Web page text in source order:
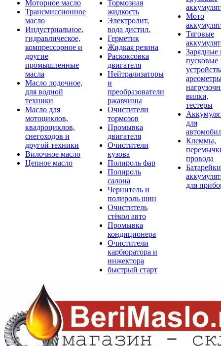
Моторное масло
Трансмиссионное
масло
Индустриальное,
гидравлическое,
компрессорное и
другие
промышленные
масла
Масло лодочное,
для водной
техники
Масло для
мотоциклов,
квадроциклов,
снегоходов и
другой техники
Вилочное масло
Цепное масло
Тормозная
жидкость
Электролит,
вода дистил.
Герметик
Жидкая резина
Раскоксовка
двигателя
Нейтрализаторы
и
преобразователи
ржавчины
Очистители
тормозов
Промывка
двигателя
Очистители
кузова
Полироль фар
Полироль
салона
Чернитель и
полироль шин
Очиститель
стёкол авто
Промывка
кондиционера
Очистители
карбюратора и
инжектора
быстрый старт
Мото
Тяговые
Зарядные
пусковые
вилки,
тестеры
для
Клеммы,
провода
для